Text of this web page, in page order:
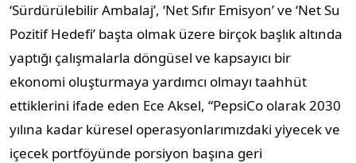
‘Sürdürülebilir Ambalaj’, ‘Net Sıfır Emisyon’ ve ‘Net Su
Pozitif Hedefi’ başta olmak üzere birçok başlık altında
yaptığı çalışmalarla döngüsel ve kapsayıcı bir
ekonomi oluşturmaya yardımcı olmayı taahhüt
ettiklerini ifade eden Ece Aksel, “PepsiCo olarak 2030
yılına kadar küresel operasyonlarımızdaki yiyecek ve
içecek portföyünde porsiyon başına geri